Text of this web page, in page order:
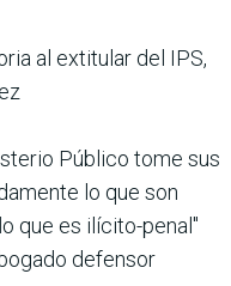
al extitular del IPS,
Público tome sus
lo que son
que es ilícito-penal"
defensor